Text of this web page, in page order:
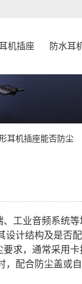
耳机插座 防水耳
耳机插座能否防尘
工业音频系统
设计结构及是否
求，通常采用
，配合防尘盖或